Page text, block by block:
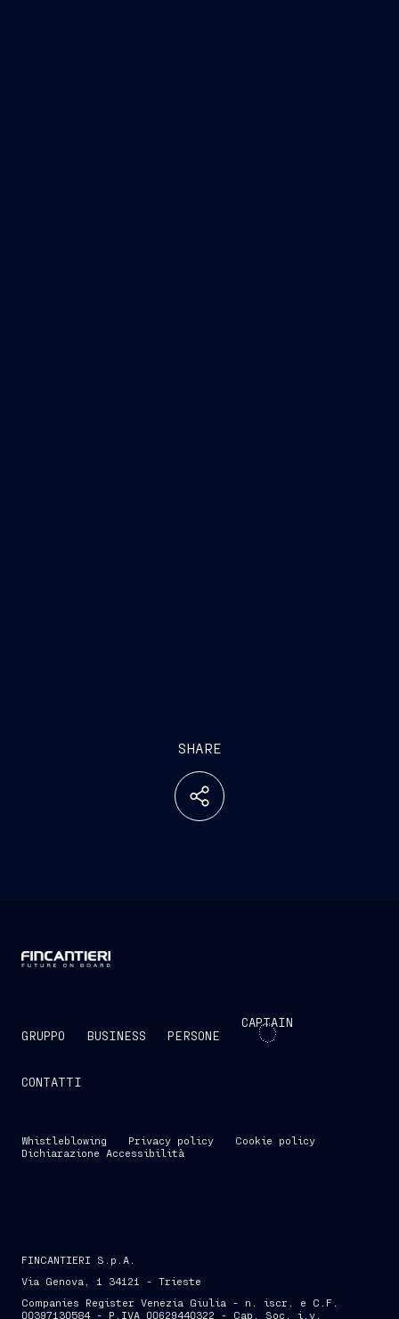
SHARE
GRUPPO BUSINESS PERSONE
CAPTAIN
CONTATTI
Whistleblowing Privacy policy
Cookie policy
Dichiarazione Accessibilità
FINCANTIERI S.p.A.
Via Genova, 1 34121 - Trieste
Companies Register Venezia Giulia - n. iscr. e C.F.
00397130584 - P.IVA 00629440322 - Cap. Soc. i.v.